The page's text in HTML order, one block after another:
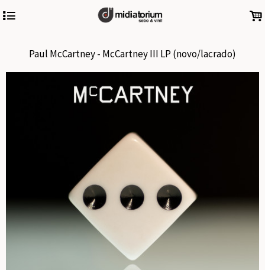
4 .
Paul McCartney - McCartney III LP (novo/lacrado)